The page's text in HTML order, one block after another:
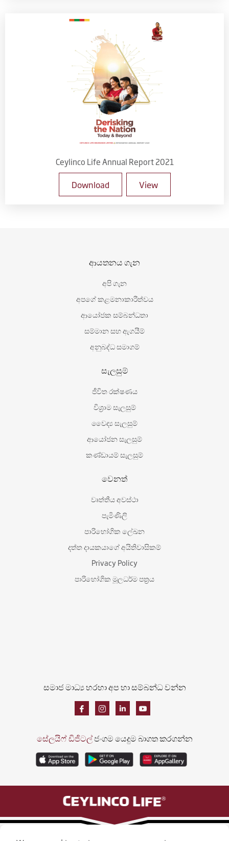
Ceylinco Life Annual Report 2021
Download View
ආයතනය ගැන
අපි ගැන
අපගේ කළමනාකාරීත්වය
ආයෝජක සම්බන්ධතා
සම්මාන සහ ඇගයීම්
අනුබද්ධ සමාගම්
සැලසුම්
ජීවිත රක්ෂණය
විශ‍්‍රාම සැලසුම්
වෛද්‍ය සැලසුම්
ආයෝජන සැලසුම්
කණ්ඩායම් සැලසුම්
වෙනත්
වෘත්තීය අවස්ථා
පැමිණිලි
පාරිභෝගික ලේඛන
දත්ත දායකයාගේ අයිතිවාසිකම්
Privacy Policy
පාරිභෝගික මූලධර්ම පත්‍රය
සමාජ මාධ්‍ය හරහා අප හා සම්බන්ධ වන්න
සේලයිෆ් ඩිජිටල්ජංගම යෙදුම බාගත කරගන්න